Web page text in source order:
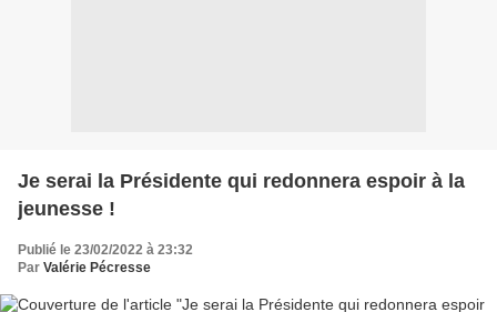
Je serai la Présidente qui redonnera espoir à la
jeunesse !
Publié le 23/02/2022 à 23:32
Par Valérie Pécresse